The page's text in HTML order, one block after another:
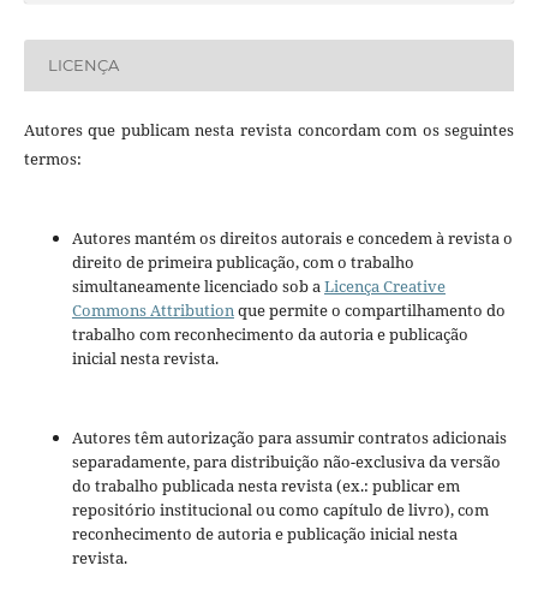
LICENÇA
Autores que publicam nesta revista concordam com os seguintes
termos:
Autores mantém os direitos autorais e concedem à revista o
direito de primeira publicação, com o trabalho
simultaneamente licenciado sob aLicença Creative
Commons Attributionque permite o compartilhamento do
trabalho com reconhecimento da autoria e publicação
inicial nesta revista.
Autores têm autorização para assumir contratos adicionais
separadamente, para distribuição não-exclusiva da versão
do trabalho publicada nesta revista (ex.: publicar em
repositório institucional ou como capítulo de livro), com
reconhecimento de autoria e publicação inicial nesta
revista.